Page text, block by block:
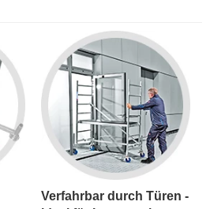
Verfahrbar durch Türen -